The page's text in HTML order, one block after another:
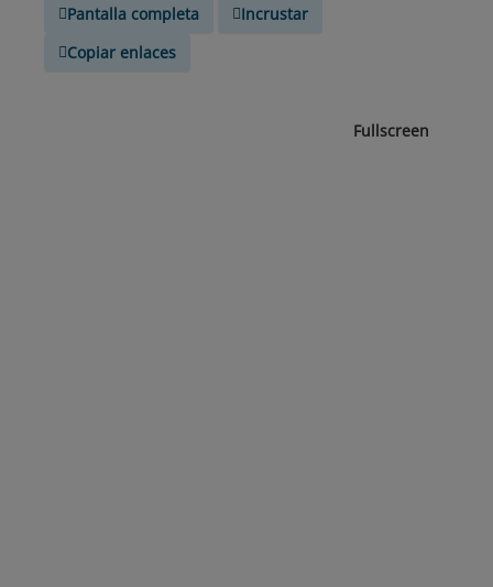
Pantalla completa
Incrustar
Copiar enlaces
Fullscreen